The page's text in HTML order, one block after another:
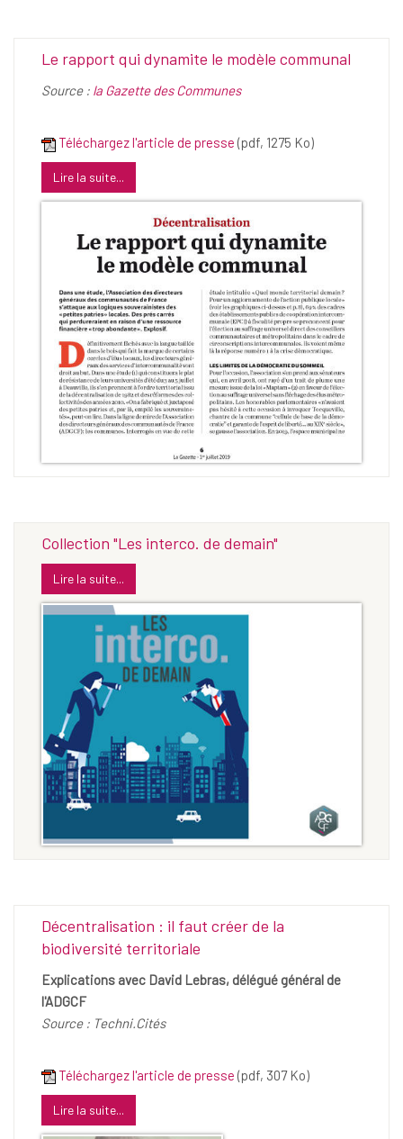
Le rapport qui dynamite le modèle communal
Source : la Gazette des Communes
Téléchargez l'article de presse (pdf, 1275 Ko)
Lire la suite...
Collection "Les interco. de demain"
Lire la suite...
Décentralisation : il faut créer de la
biodiversité territoriale
Explications avec David Lebras, délégué général de
l'ADGCF
Source : Techni.Cités
Téléchargez l'article de presse (pdf, 307 Ko)
Lire la suite...